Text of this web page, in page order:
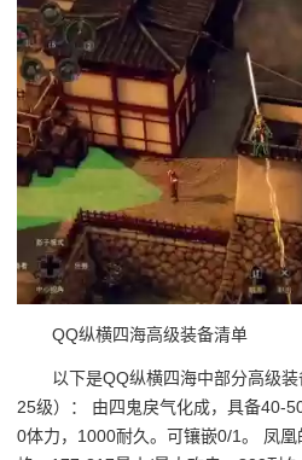
QQ纵横四海高级装备清单
以下是QQ纵横四海中部分高级
25级）： 由四鬼戾气化成，具备40-
0体力，1000耐久。可镶嵌0/1。 凤